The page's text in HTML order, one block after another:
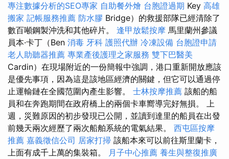
專注數據分析的SEO專家 自助餐外燴 台胞證過期 Key 高雄
搬家 記帳服務推薦 防水膠 Bridge）的救援部隊已經清除了
數百噸鋼製沖洗和其他碎片。 逢甲放鬆按摩 馬里蘭州參議
員本·卡丁（Ben 消毒 牙科 護照代辦 冷凍設備 台胞證申請
老人助聽器推薦 專業產後護理之家服務 雙下巴醫美
Cardin）在現場附近的一份簡報中強調，港口重新開放應該
是優先事項，因為這是該地區經濟的關鍵，但它可以通過停
止運輸鏈在全國范圍內產生影響。 士林按摩推薦 該船的船
員和在奔跑期間在政府橋上的兩個卡車嚮導完好無損。 上
週，災難原因的初步發現已公開，並讀到達里的船員在出發
前幾天兩次經歷了兩次船舶系統的電氣結果。 西屯區按摩
推薦 嘉義徵信公司 居家打掃 該船本來可以前往斯里蘭卡，
上面有成千上萬的集裝箱。 月子中心推薦 養生與整復推廣